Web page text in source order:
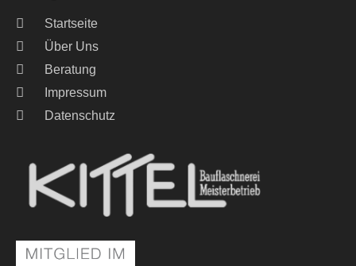
Startseite
Über Uns
Beratung
Impressum
Datenschutz